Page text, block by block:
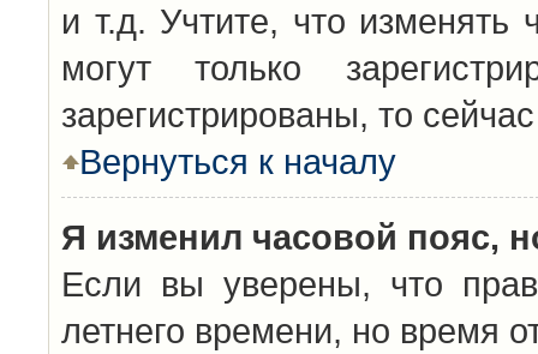
и т.д. Учтите, что изменять
могут только
зарегистрированы, то
Вернуться к началу
Я изменил часовой пояс,
Если вы уверены, что
летнего времени, но время